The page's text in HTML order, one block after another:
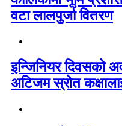
वटा लालपुर्जा वितरण
इन्जिनियर दिवसको
अटिजम स्रोत